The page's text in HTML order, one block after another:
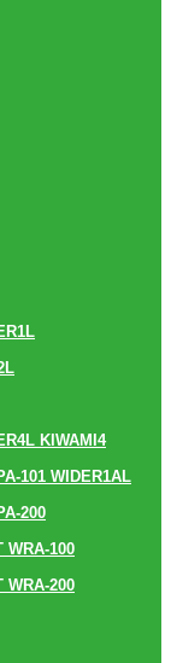
KIWAMI4
101 WIDER1AL
200
WRA-100
WRA-200